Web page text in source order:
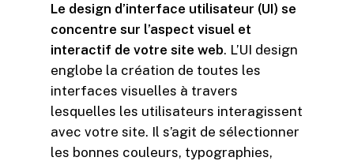
Le design d’interface utilisateur (UI) se
concentre sur l’aspect visuel et
interactif de votre site web. L’UI design
englobe la création de toutes les
interfaces visuelles à travers
lesquelles les utilisateurs interagissent
avec votre site. Il s’agit de sélectionner
les bonnes couleurs, typographies,